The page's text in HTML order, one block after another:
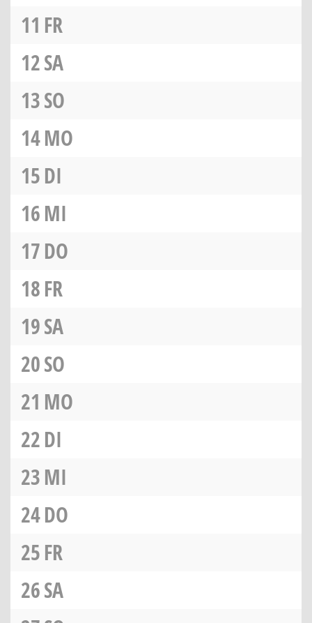
11 FR
12SA
13SO
14MO
15DI
16MI
17DO
18FR
19SA
20SO
21 MO
22DI
23MI
24DO
25FR
26SA